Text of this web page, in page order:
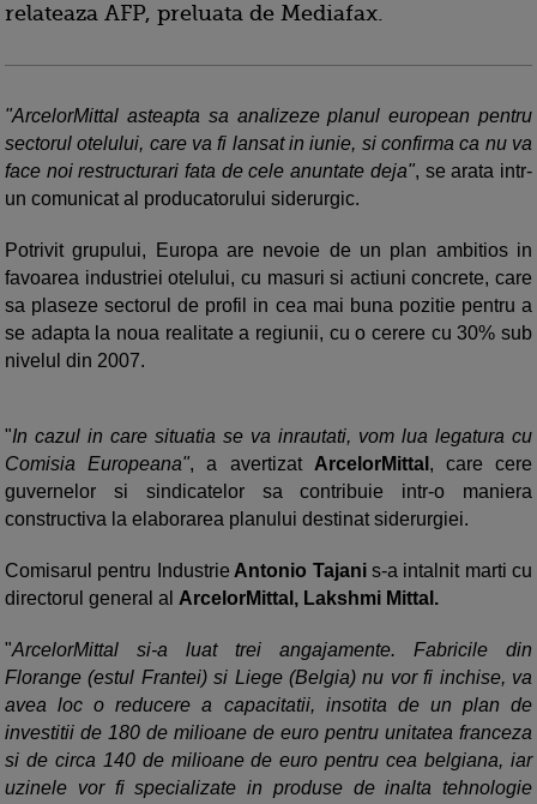
relateaza AFP, preluata de Mediafax.
"ArcelorMittal asteapta sa analizeze planul european pentru
sectorul otelului, care va fi lansat in iunie, si confirma ca nu va
face noi restructurari fata de cele anuntate deja", se arata intr-
un comunicat al producatorului siderurgic.
Potrivit grupului, Europa are nevoie de un plan ambitios in
favoarea industriei otelului, cu masuri si actiuni concrete, care
sa plaseze sectorul de profil in cea mai buna pozitie pentru a
se adapta la noua realitate a regiunii, cu o cerere cu 30% sub
nivelul din 2007.
"In cazul in care situatia se va inrautati, vom lua legatura cu
Comisia Europeana", a avertizat ArcelorMittal , care cere
guvernelor si sindicatelor sa contribuie intr-o maniera
constructiva la elaborarea planului destinat siderurgiei.
Comisarul pentru Industrie Antonio Tajani s-a intalnit marti cu
directorul general al ArcelorMittal, Lakshmi Mittal.
"ArcelorMittal si-a luat trei angajamente. Fabricile din
Florange (estul Frantei) si Liege (Belgia) nu vor fi inchise, va
avea loc o reducere a capacitatii, insotita de un plan de
investitii de 180 de milioane de euro pentru unitatea franceza
si de circa 140 de milioane de euro pentru cea belgiana, iar
uzinele vor fi specializate in produse de inalta tehnologie